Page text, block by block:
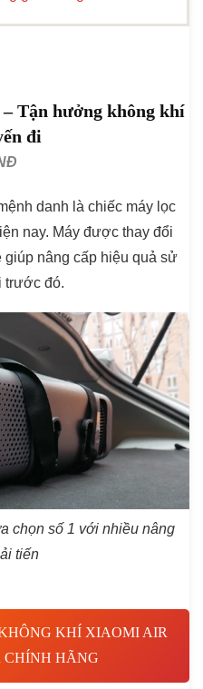
Tận hưởng không khí
đi
danh là chiếc máy lọc
nay. Máy được thay đổi
giúp nâng cấp hiệu quả sử
trước đó.
chọn số 1 với nhiều nâng
tiến
KHÍ XIAOMI AIR
CHÍNH HÃNG